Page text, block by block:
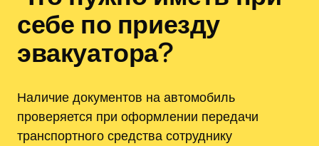
себе по приезду
эвакуатора?
Наличие документов на автомобиль
проверяется при оформлении передачи
транспортного средства сотруднику